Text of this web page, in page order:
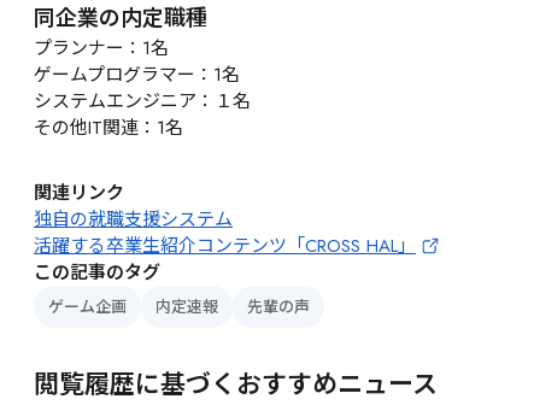
同企業の内定職種
プランナー：1名
ゲームプログラマー：1名
システムエンジニア：１名
その他IT関連：1名
関連リンク
独自の就職支援システム
活躍する卒業生紹介コンテンツ「CROSS HAL」
この記事のタグ
ゲーム企画 内定速報 先輩の声
閲覧履歴に基づくおすすめニュース